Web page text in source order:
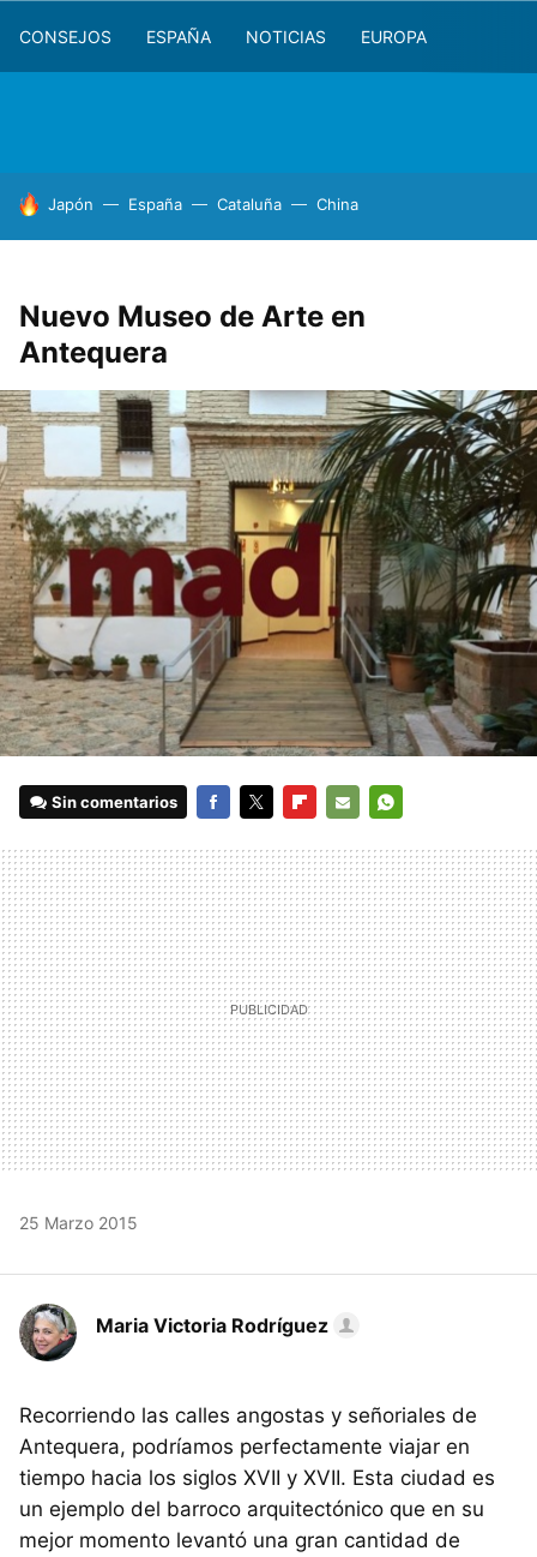
CONSEJOS ESPAÑA NOTICIAS EUROPA
HOY SE HABLA DE
Japón España Cataluña China
Nuevo Museo de Arte en
Antequera
Sin comentarios
MAIL
25 Marzo 2015
Maria Victoria Rodríguez
Recorriendo las calles angostas y señoriales de
Antequera, podríamos perfectamente viajar en
tiempo hacia los siglos XVII y XVII. Esta ciudad es
un ejemplo del barroco arquitectónico que en su
mejor momento levantó una gran cantidad de